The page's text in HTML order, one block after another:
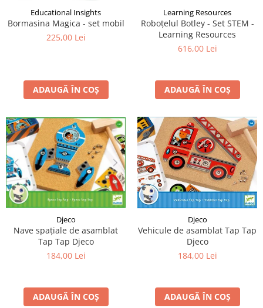
Educational Insights
Bormasina Magica - set mobil
225,00 Lei
ADAUGĂ ÎN COȘ
Learning Resources
Roboțelul Botley - Set STEM -
Learning Resources
616,00 Lei
ADAUGĂ ÎN COȘ
Djeco
Nave spațiale de asamblat
Tap Tap Djeco
184,00 Lei
ADAUGĂ ÎN COȘ
Djeco
Vehicule de asamblat Tap Tap
Djeco
184,00 Lei
ADAUGĂ ÎN COȘ